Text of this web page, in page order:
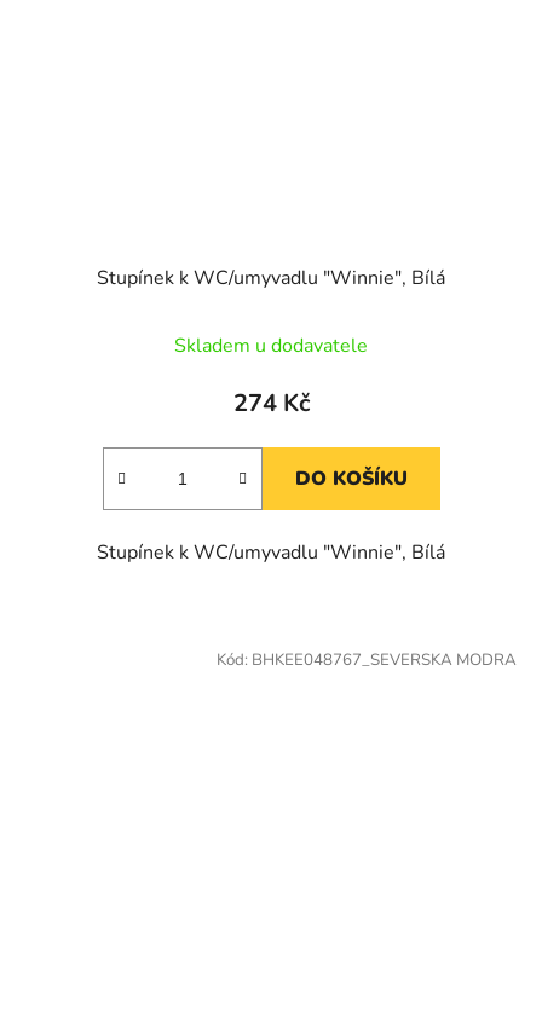
Stupínek k WC/umyvadlu "Winnie", Bílá
Skladem u dodavatele
274 Kč
DO KOŠÍKU
Stupínek k WC/umyvadlu "Winnie", Bílá
Kód: BHKEE048767_SEVERSKA MODRA